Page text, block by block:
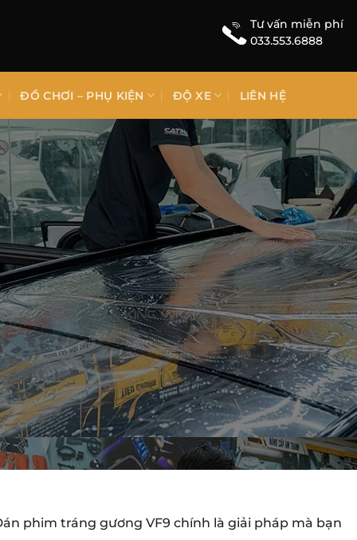
Tư vấn miễn phí
033.553.6888
ĐỒ CHƠI – PHỤ KIỆN ĐỘ XE LIÊN HỆ
phim tráng gương VF9 chính là giải pháp mà bạn